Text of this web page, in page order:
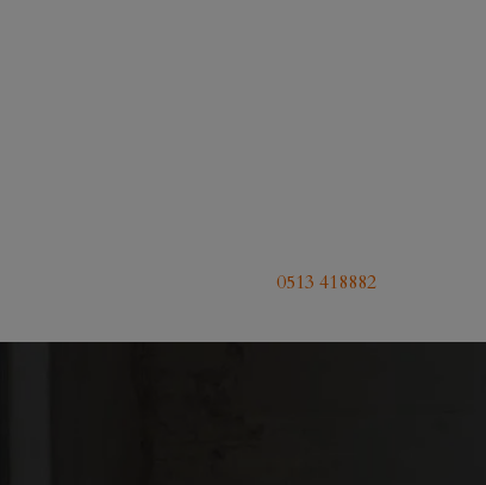
0513 418882